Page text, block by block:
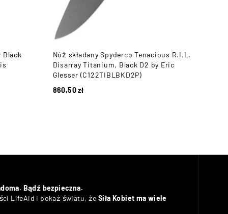
Black
Nóż składany Spyderco Tenacious R.I.L.
Disarray Titanium, Black D2 by Eric
Glesser (C122TIBLBKD2P)
860,50zł
Bądź bezpieczna.
LifeAid i pokaż światu, że Siła Kobiet ma wiele